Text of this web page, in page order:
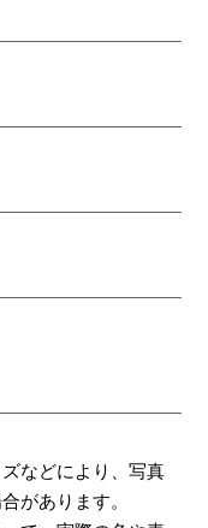
などにより、写真
があります。